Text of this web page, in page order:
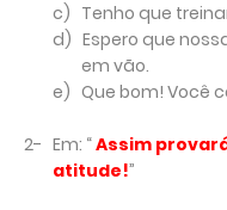
c) Tenho que
d) Espero que
em vão.
e) Que bom! Você
2- Em: “Assim
atitude!”